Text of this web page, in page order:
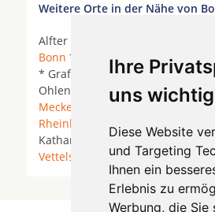
Ihre
uns wichtig
Diese Website
und Targeting
Ihnen ein
Erlebnis zu
Werbung, die Sie
Weitere Orte in der Nähe von
Alfter *
Bonn * Buchholz (Westerwald) *
* Grafschaft (Rheinland) *
Ohlenberg *
Königswinter* Linz
Meckenheim (Rheinland) *
Rheinbreitbach
Sankt Augustin
Katharinen (Kreis Neuwied) *
Vettelschoß
*Wachtberg*